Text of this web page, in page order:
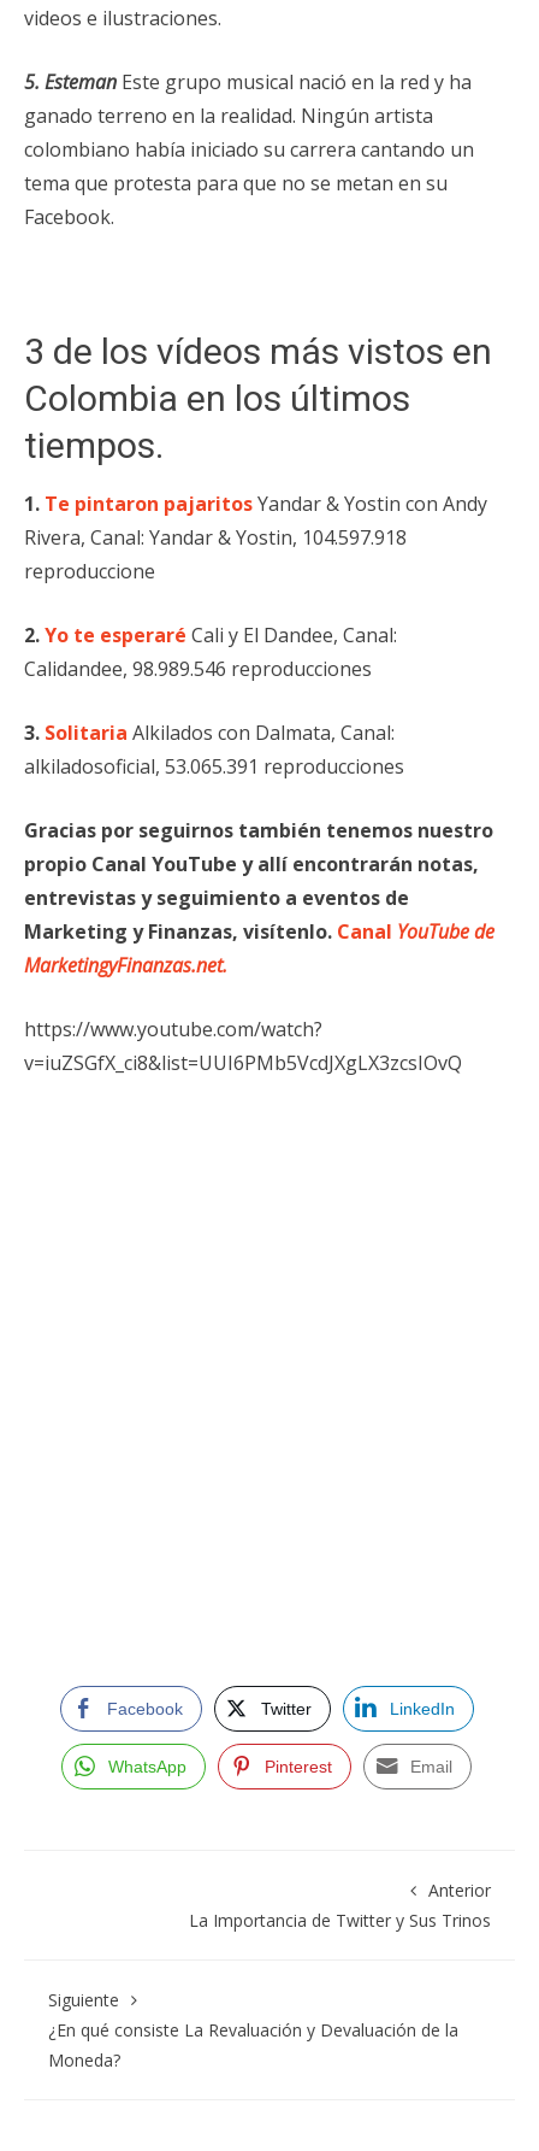
videos e ilustraciones.
5. Esteman Este grupo musical nació en la red y ha
ganado terreno en la realidad. Ningún artista
colombiano había iniciado su carrera cantando un
tema que protesta para que no se metan en su
Facebook.
3 de los vídeos más vistos en
Colombia en los últimos
tiempos.
1. Te pintaron pajaritosYandar & Yostin con Andy
Rivera, Canal: Yandar & Yostin, 104.597.918
reproduccione
2.Yo te esperaré Cali y El Dandee, Canal:
Calidandee, 98.989.546 reproducciones
3. Solitaria Alkilados con Dalmata, Canal:
alkiladosoficial, 53.065.391 reproducciones
Gracias por seguirnos también tenemos nuestro
propio Canal YouTube y allí encontrarán notas,
entrevistas y seguimiento a eventos de
Marketing y Finanzas, visítenlo. Canal YouTube de
MarketingyFinanzas.net.
https://www.youtube.com/watch?
v=iuZSGfX_ci8&list=UUI6PMb5VcdJXgLX3zcsIOvQ
Facebook Twitter LinkedIn
WhatsApp Pinterest Email
Anterior
La Importancia de Twitter y Sus Trinos
Siguiente
¿En qué consiste La Revaluación y Devaluación de la
Moneda?